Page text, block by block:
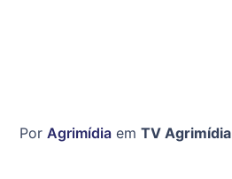
Por Agrimídia em TV Agrimídia